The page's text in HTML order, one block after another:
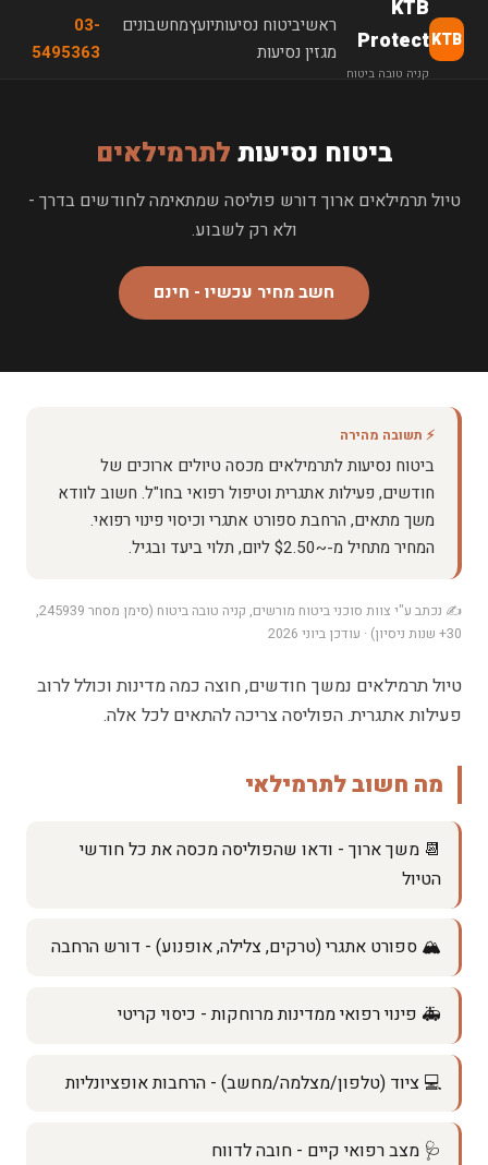
KTB
KTB
Protect
קניה טובה ביטוח
ראשיביטוח נסיעותיועץמחשבונים
מגזין נסיעות
03-
5495363
ביטוח נסיעות לתרמילאים
טיול תרמילאים ארוך דורש פוליסה שמתאימה לחודשים בדרך -
ולא רק לשבוע.
חשב מחיר עכשיו - חינם
⚡ תשובה מהירה
ביטוח נסיעות לתרמילאים מכסה טיולים ארוכים של
חודשים, פעילות אתגרית וטיפול רפואי בחו"ל. חשוב לוודא
משך מתאים, הרחבת ספורט אתגרי וכיסוי פינוי רפואי.
המחיר מתחיל מ-~$2.50 ליום, תלוי ביעד ובגיל.
✍️ נכתב ע"י צוות סוכני ביטוח מורשים, קניה טובה ביטוח (סימן מסחר 245939,
30+ שנות ניסיון) · עודכן ביוני 2026
טיול תרמילאים נמשך חודשים, חוצה כמה מדינות וכולל לרוב
פעילות אתגרית. הפוליסה צריכה להתאים לכל אלה.
מה חשוב לתרמילאי
📆 משך ארוך - ודאו שהפוליסה מכסה את כל חודשי
הטיול
🏔️ ספורט אתגרי (טרקים, צלילה, אופנוע) - דורש הרחבה
🚑 פינוי רפואי ממדינות מרוחקות - כיסוי קריטי
💻 ציוד (טלפון/מצלמה/מחשב) - הרחבות אופציונליות
🩺 מצב רפואי קיים - חובה לדווח